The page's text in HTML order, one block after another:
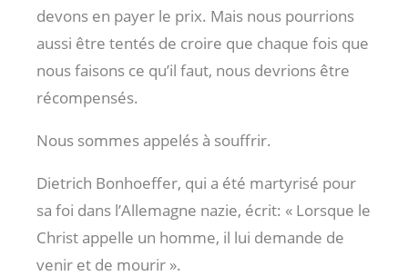
devons en payer le prix. Mais nous pourrions
aussi être tentés de croire que chaque fois que
nous faisons ce qu’il faut, nous devrions être
récompensés.
Nous sommes appelés à souffrir.
Dietrich Bonhoeffer, qui a été martyrisé pour
sa foi dans l’Allemagne nazie, écrit: « Lorsque le
Christ appelle un homme, il lui demande de
venir et de mourir ».